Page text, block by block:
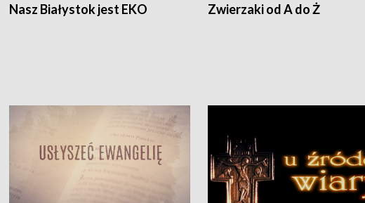
Nasz Białystok jest EKO Zwierzaki od A do Ż